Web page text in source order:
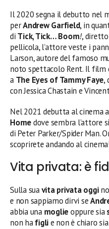
Il 2020 segna il debutto nel
perAndrew Garfield, in
di Tick, Tick… Boom!,
pellicola, l’attore veste i
Larson, autore del famoso
noto spettacolo Rent. Il film
a The Eyes of Tammy Faye,
con Jessica Chastain e
Nel 2021 debutta al cinema
Homedove sembra l’attore
di Peter Parker/Spider Man.
scoprirete andando al cinema!
Vita privata: è
Sulla suavita privata oggi
e non sappiamo dirvi se
abbia una moglieoppure sia
non hafiglie non è chiaro